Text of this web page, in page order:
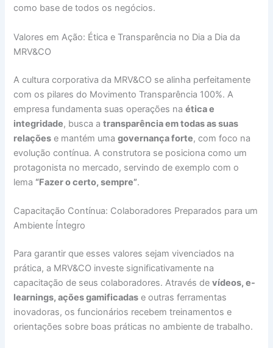
como base de todos os negócios.
Valores em Ação: Ética e Transparência no Dia a Dia da
MRV&CO
A cultura corporativa da MRV&CO se alinha perfeitamente
com os pilares do Movimento Transparência 100%. A
empresa fundamenta suas operações naética e
integridade, busca atransparência em todas as suas
relações e mantém umagovernança forte, com foco na
evolução contínua. A construtora se posiciona como um
protagonista no mercado, servindo de exemplo com o
lema “Fazer o certo, sempre”.
Capacitação Contínua: Colaboradores Preparados para um
Ambiente Íntegro
Para garantir que esses valores sejam vivenciados na
prática, a MRV&CO investe significativamente na
capacitação de seus colaboradores. Através devídeos, e-
learnings, ações gamificadas e outras ferramentas
inovadoras, os funcionários recebem treinamentos e
orientações sobre boas práticas no ambiente de trabalho.